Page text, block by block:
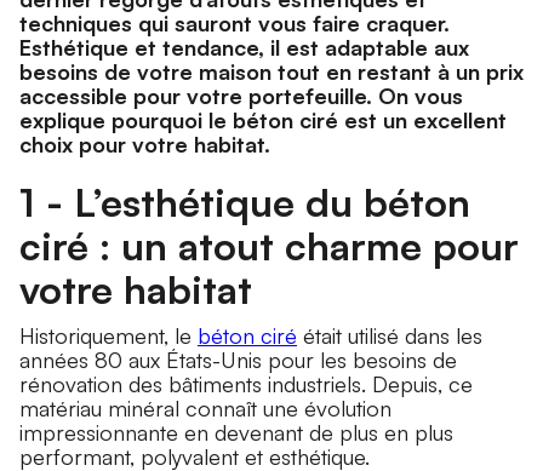
techniques qui sauront vous faire craquer.
Esthétique et tendance, il est adaptable aux
besoins de votre maison tout en restant à un prix
accessible pour votre portefeuille. On vous
explique pourquoi le béton ciré est un excellent
choix pour votre habitat.
1 - L’esthétique du béton
ciré : un atout charme pour
votre habitat
Historiquement, le béton ciré était utilisé dans les
années 80 aux États-Unis pour les besoins de
rénovation des bâtiments industriels. Depuis, ce
matériau minéral connaît une évolution
impressionnante en devenant de plus en plus
performant, polyvalent et esthétique.